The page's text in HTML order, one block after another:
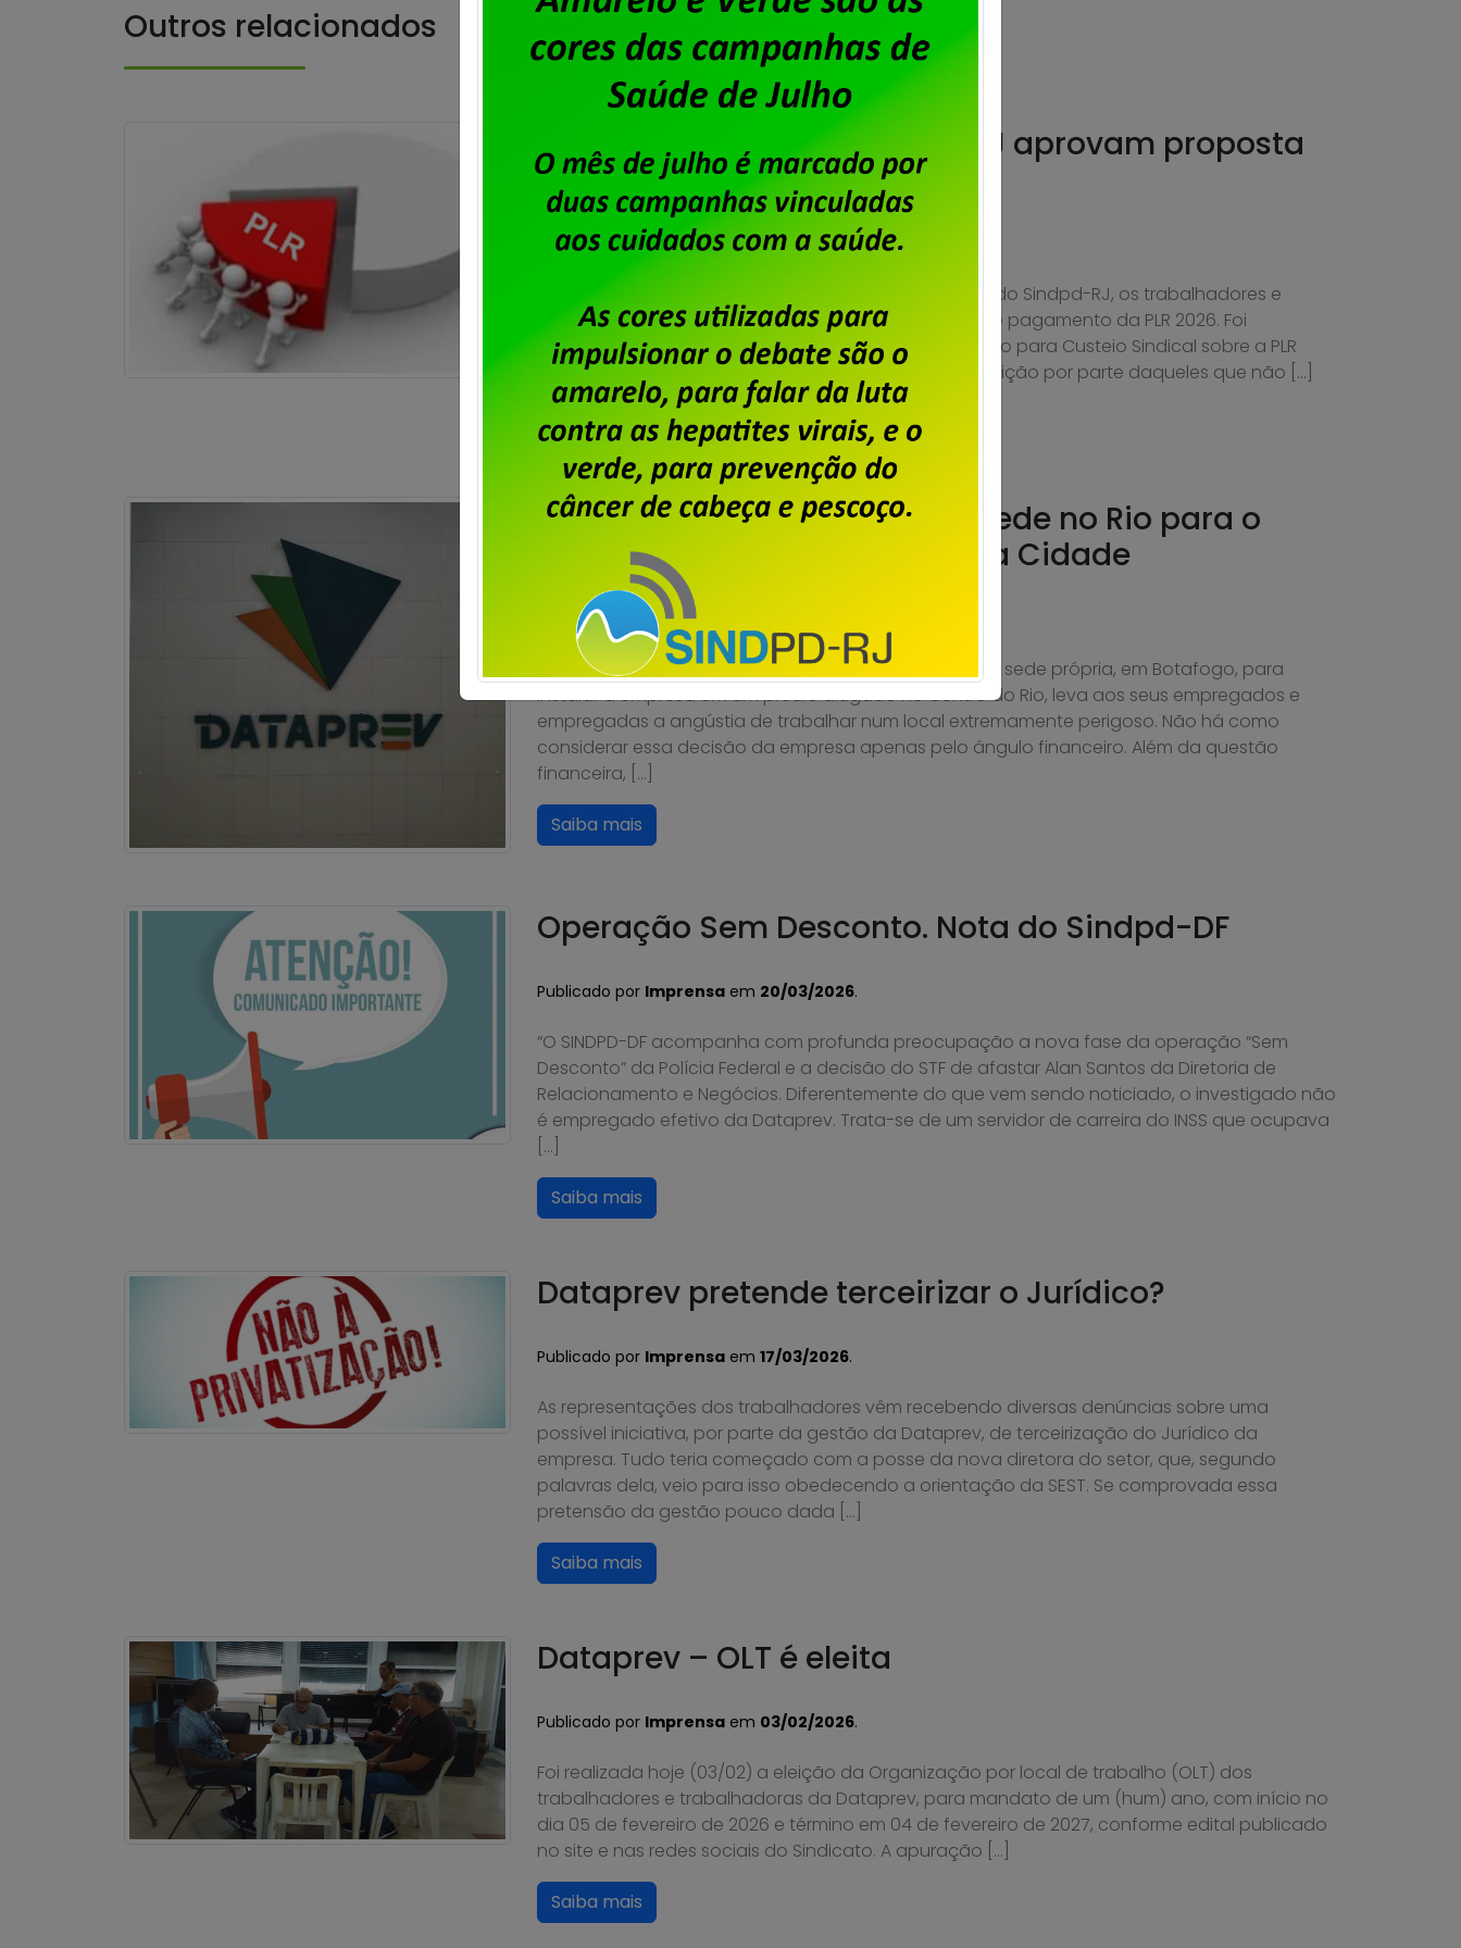
Outros relacionados
Dataprev: trabalhadores do RJ aprovam proposta
da PLR 2026
Publicado porImprensaem31/07/2026.
Em assembleia realizada ontem, 30 de julho, na sede do Sindpd-RJ, os trabalhadores e
trabalhadoras da Dataprev aprovaram a proposta de pagamento da PLR 2026. Foi
aprovada também a cobrança de 6% de Contribuição para Custeio Sindical sobre a PLR
2026, com desconto limitado a 240,00 e direito a oposição por parte daqueles que não […]
Saiba mais
Dataprev decide mudar sua sede no Rio para o
prédio mais caro do Centro da Cidade
Publicado por Imprensa
A decisão da direção da Dataprev de abandonar sua sede própria, em Botafogo, para
instalar a empresa em um prédio alugado no Centro do Rio, leva aos seus empregados e
empregadas a angústia de trabalhar num local extremamente perigoso. Não há como
considerar essa decisão da empresa apenas pelo ângulo financeiro. Além da questão
financeira, […]
Saiba mais
Operação Sem Desconto. Nota do Sindpd-DF
Publicado por Imprensa em 20/03/2026.
“O SINDPD-DF acompanha com profunda preocupação a nova fase da operação “Sem
Desconto” da Polícia Federal e a decisão do STF de afastar Alan Santos da Diretoria de
Relacionamento e Negócios. Diferentemente do que vem sendo noticiado, o investigado não
é empregado efetivo da Dataprev. Trata-se de um servidor de carreira do INSS que ocupava
[…]
Saiba mais
Dataprev pretende terceirizar o Jurídico?
Publicado por Imprensa em 17/03/2026.
As representações dos trabalhadores vêm recebendo diversas denúncias sobre uma
possível iniciativa, por parte da gestão da Dataprev, de terceirização do Jurídico da
empresa. Tudo teria começado com a posse da nova diretora do setor, que, segundo
palavras dela, veio para isso obedecendo a orientação da SEST. Se comprovada essa
pretensão da gestão pouco dada […]
Saiba mais
Dataprev – OLT é eleita
Publicado por Imprensa em 03/02/2026.
Foi realizada hoje (03/02) a eleição da Organização por local de trabalho (OLT) dos
trabalhadores e trabalhadoras da Dataprev, para mandato de um (hum) ano, com início no
dia 05 de fevereiro de 2026 e término em 04 de fevereiro de 2027, conforme edital publicado
no site e nas redes sociais do Sindicato. A apuração […]
Saiba mais